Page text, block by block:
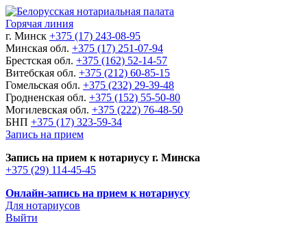
Горячая линия
г. Минск +375 (17) 243-08-95
Минская обл. +375 (17) 251-07-94
Брестская обл. +375 (162) 52-14-57
Витебская обл. +375 (212) 60-85-15
Гомельская обл. +375 (232) 29-39-48
Гродненская обл. +375 (152) 55-50-80
Могилевская обл. +375 (222) 76-48-50
БНП +375 (17) 323-59-34
Запись на прием
Запись на прием к нотариусу г. Минска
+375 (29) 114-45-45
Онлайн-запись на прием к нотариусу
Для нотариусов
Выйти